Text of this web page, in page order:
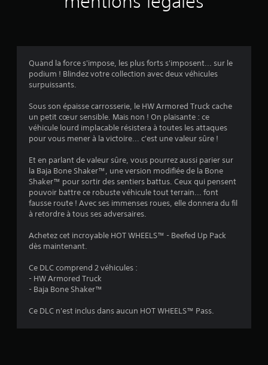
Quand la force s'impose, les plus forts s'imposent... sur le
podium ! Blindez votre collection avec deux véhicules
surpuissants.
Sous son épaisse carrosserie, le HW Armored Truck cache
un petit cœur sensible. Mais non ! On plaisante : ce
véhicule lourd implacable résistera à toutes les attaques
pour vous mener à la victoire... c'est une valeur sûre !
Et en parlant de valeur sûre, vous pourrez aussi parier sur
la Baja Bone Shaker™, une version modifiée de la Bone
Shaker™ pour sortir des sentiers battus. Ceux qui pensent
pouvoir battre ce robuste véhicule tout terrain... font
fausse route ! Avec ses immenses roues, elle donnera du fil
à retordre à tous ses adversaires.
Achetez cet incroyable HOT WHEELS™ - Beefed Up Pack
dès maintenant.
Ce DLC comprend 2 véhicules :
- HW Armored Truck
- Baja Bone Shaker™
Ce DLC n'est inclus dans aucun HOT WHEELS™ Pass.